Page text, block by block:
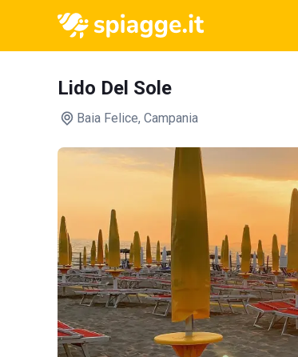
Lido Del Sole
Baia Felice, Campania